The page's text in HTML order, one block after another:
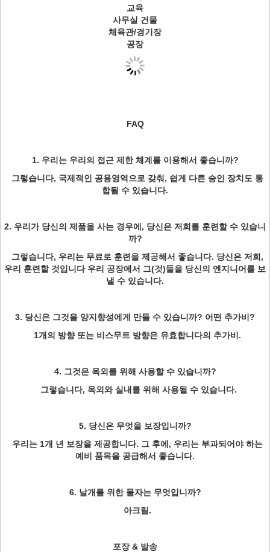
교육
사무실 건물
체육관/경기장
공장
FAQ
1. 우리는 우리의 접근 제한 체계를 이용해서 좋습니까?
그렇습니다, 국제적인 공용영역으로 갖춰, 쉽게 다른 승인 장치도 통
합될 수 있습니다.
2. 우리가 당신의 제품을 사는 경우에, 당신은 저희를 훈련할 수 있습니
까?
그렇습니다, 우리는 무료로 훈련을 제공해서 좋습니다. 당신은 저희,
우리 훈련할 것입니다 우리 공장에서 그(것)들을 당신의 엔지니어를 보
낼 수 있습니다.
3. 당신은 그것을 양지향성에게 만들 수 있습니까? 어떤 추가비?
1개의 방향 또는 비스무트 방향은 유효합니다의 추가비.
4. 그것은 옥외를 위해 사용할 수 있습니까?
그렇습니다, 옥외와 실내를 위해 사용될 수 있습니다.
5. 당신은 무엇을 보장입니까?
우리는 1개 년 보장을 제공합니다. 그 후에, 우리는 부과되어야 하는
예비 품목을 공급해서 좋습니다.
6. 날개를 위한 물자는 무엇입니까?
아크릴.
포장 & 발송